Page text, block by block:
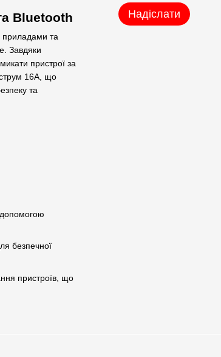
Bluetooth
приладами та
Завдяки
пристрої за
16A, що
та
безпечної
пристроїв, що
Надіслати